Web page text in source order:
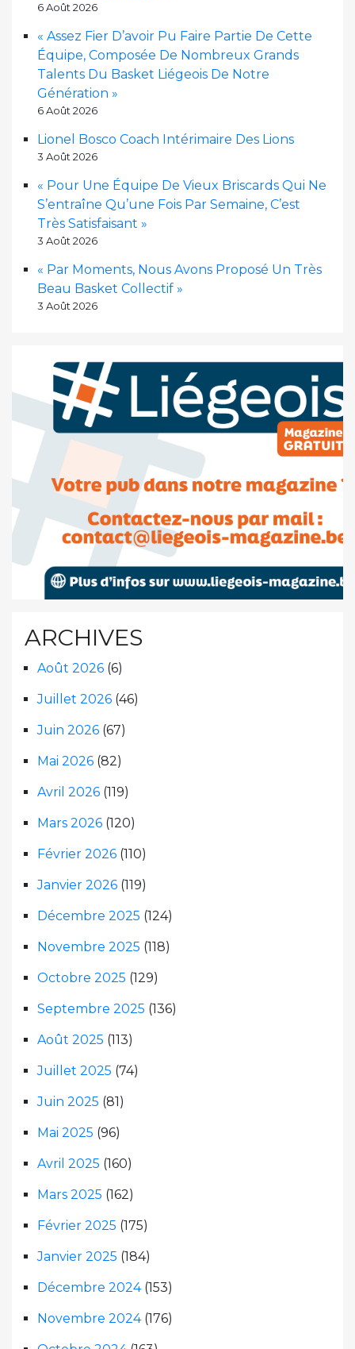
6 Août 2026
« Assez Fier D’avoir Pu Faire Partie De Cette
Équipe, Composée De Nombreux Grands
Talents Du Basket Liégeois De Notre
Génération »
6 Août 2026
Lionel Bosco Coach Intérimaire Des Lions
3 Août 2026
« Pour Une Équipe De Vieux Briscards Qui Ne
S’entraîne Qu’une Fois Par Semaine, C’est
Très Satisfaisant »
3 Août 2026
« Par Moments, Nous Avons Proposé Un Très
Beau Basket Collectif »
3 Août 2026
ARCHIVES
Août 2026 (6)
Juillet 2026 (46)
Juin 2026 (67)
Mai 2026 (82)
Avril 2026 (119)
Mars 2026 (120)
Février 2026 (110)
Janvier 2026 (119)
Décembre 2025 (124)
Novembre 2025 (118)
Octobre 2025 (129)
Septembre 2025 (136)
Août 2025 (113)
Juillet 2025 (74)
Juin 2025 (81)
Mai 2025 (96)
Avril 2025 (160)
Mars 2025 (162)
Février 2025 (175)
Janvier 2025 (184)
Décembre 2024(153)
Novembre 2024(176)